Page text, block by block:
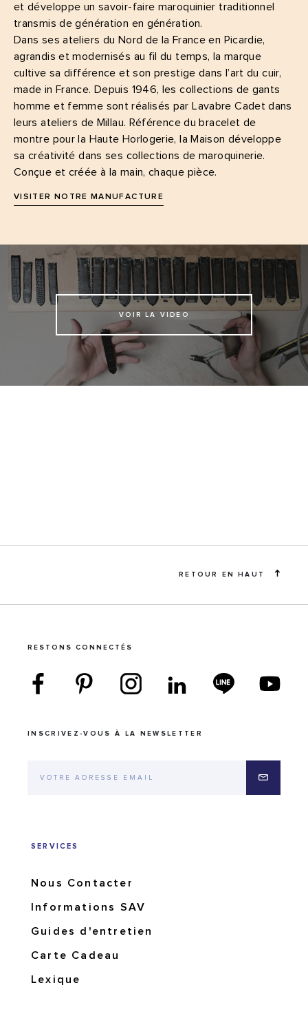
et développe un savoir-faire maroquinier traditionnel
transmis de génération en génération.
Dans ses ateliers du Nord de la France en Picardie,
agrandis et modernisés au fil du temps, la marque
cultive sa différence et son prestige dans l’art du cuir,
made in France. Depuis 1946, les collections de gants
homme et femme sont réalisés par Lavabre Cadet dans
leurs ateliers de Millau. Référence du bracelet de
montre pour la Haute Horlogerie, la Maison développe
sa créativité dans ses collections de maroquinerie.
Conçue et créée à la main, chaque pièce.
VISITER NOTRE MANUFACTURE
VOIR LA VIDEO
RETOUR EN HAUT
RESTONS CONNECTÉS
INSCRIVEZ-VOUS À LA NEWSLETTER
SERVICES
Nous Contacter
Informations SAV
Guides d'entretien
Carte Cadeau
Lexique